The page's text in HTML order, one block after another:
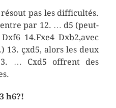
pas les difficultés.
par 12. … d5 (peut-
14.Fxe4 Dxb2,avec
13. çxd5, alors les deux
… Cxd5 offrent des
h6?!